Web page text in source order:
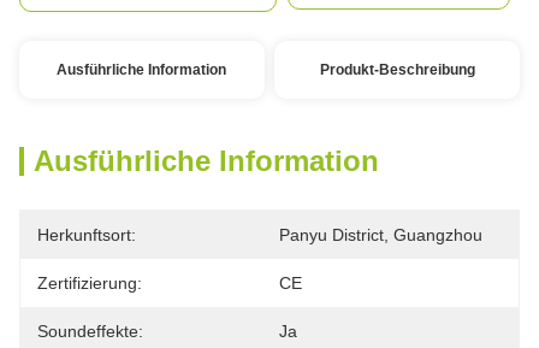
Ausführliche Information Produkt-Beschreibung
Ausführliche Information
Herkunftsort: Panyu District, Guangzhou
Zertifizierung: CE
Soundeffekte: Ja